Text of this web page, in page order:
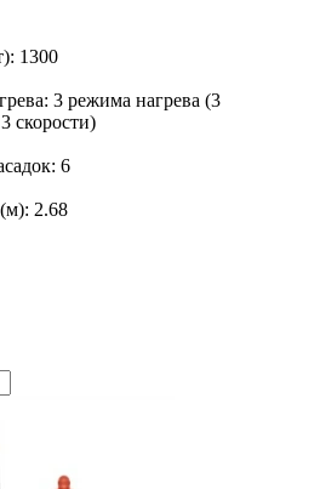
1300
3 режима нагрева (3
скорости)
6
2.68